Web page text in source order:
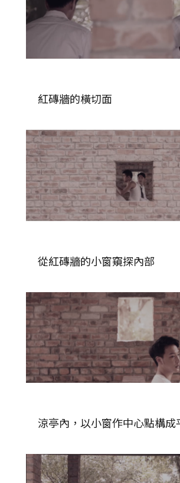
紅磚牆的橫切面
從紅磚牆的小窗窺探內部
涼亭內，以小窗作中心點構成